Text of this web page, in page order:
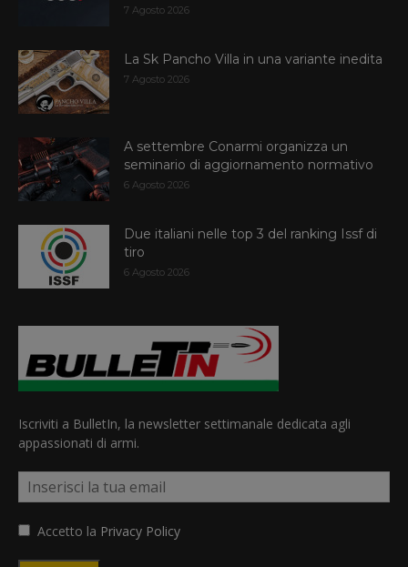
7 Agosto 2026
La Sk Pancho Villa in una variante inedita
7 Agosto 2026
A settembre Conarmi organizza un
seminario di aggiornamento normativo
6 Agosto 2026
Due italiani nelle top 3 del ranking Issf di
tiro
6 Agosto 2026
Iscriviti a BulletIn, la newsletter settimanale dedicata agli
appassionati di armi.
Accetto la Privacy Policy